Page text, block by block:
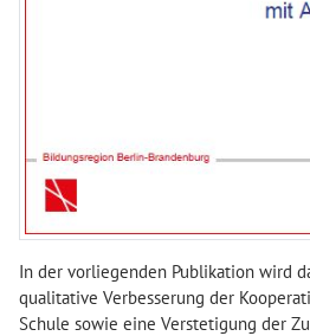
In der vorliegenden Publikation wird
qualitative Verbesserung der
Schule sowie eine Verstetigung der